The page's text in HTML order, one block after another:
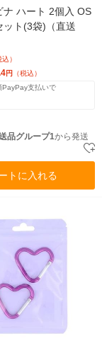
ナ ハート 2個入 OS
ット(3袋)（直送
込）
円 （税込）
PayPay支払いで
品グループ1から発送
トに入れる